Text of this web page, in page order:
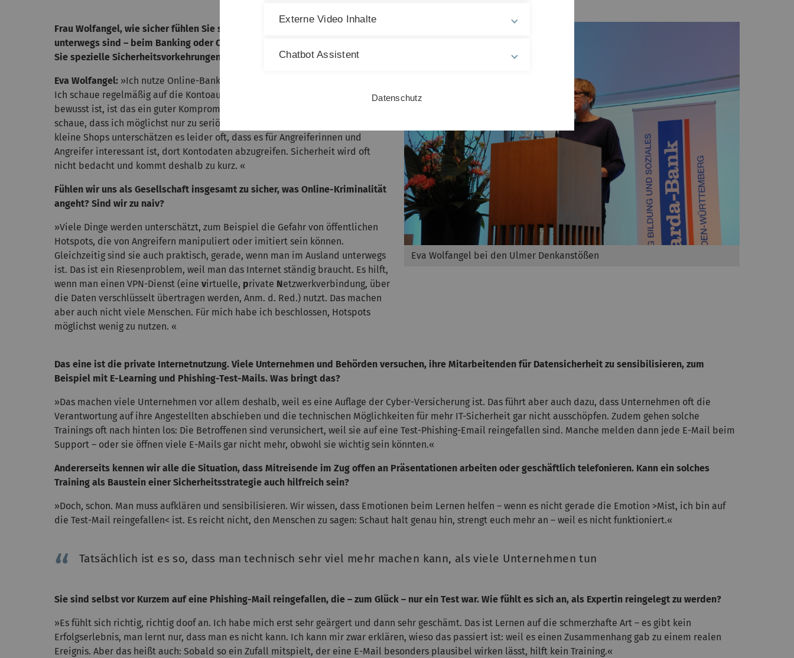
Frau Wolfangel, wie sicher fühlen Sie sich, wenn Sie im Alltag im Internet
unterwegs sind – beim Banking oder Online-Shopping zum Beispiel? Treffen
Sie spezielle Sicherheitsvorkehrungen?
Eva Wolfangel: »Ich nutze Online-Banking schon auch, aber ich bin vorsichtig.
Ich schaue regelmäßig auf die Kontoauszüge. Wenn man sich der Gefahren
bewusst ist, ist das ein guter Kompromiss – aufmerksam zu sein. Und ich
schaue, dass ich möglichst nur zu seriösen Online-Händlern gehe. Vor allem
kleine Shops unterschätzen es leider oft, dass es für Angreiferinnen und
Angreifer interessant ist, dort Kontodaten abzugreifen. Sicherheit wird oft
nicht bedacht und kommt deshalb zu kurz. «
Fühlen wir uns als Gesellschaft insgesamt zu sicher, was Online-Kriminalität
angeht? Sind wir zu naiv?
»Viele Dinge werden unterschätzt, zum Beispiel die Gefahr von öffentlichen
Hotspots, die von Angreifern manipuliert oder imitiert sein können.
Gleichzeitig sind sie auch praktisch, gerade, wenn man im Ausland unterwegs
ist. Das ist ein Riesenproblem, weil man das Internet ständig braucht. Es hilft,
wenn man einen VPN-Dienst (eine virtuelle, private Netzwerkverbindung, über
die Daten verschlüsselt übertragen werden, Anm. d. Red.) nutzt. Das machen
aber auch nicht viele Menschen. Für mich habe ich beschlossen, Hotspots
möglichst wenig zu nutzen. «
Eva Wolfangel bei den Ulmer Denkanstößen
Das eine ist die private Internetnutzung. Viele Unternehmen und Behörden versuchen, ihre Mitarbeitenden für Datensicherheit zu sensibilisieren, zum
Beispiel mit E-Learning und Phishing-Test-Mails. Was bringt das?
»Das machen viele Unternehmen vor allem deshalb, weil es eine Auflage der Cyber-Versicherung ist. Das führt aber auch dazu, dass Unternehmen oft die
Verantwortung auf ihre Angestellten abschieben und die technischen Möglichkeiten für mehr IT-Sicherheit gar nicht ausschöpfen. Zudem gehen solche
Trainings oft nach hinten los: Die Betroffenen sind verunsichert, weil sie auf eine Test-Phishing-Email reingefallen sind. Manche melden dann jede E-Mail beim
Support – oder sie öffnen viele E-Mails gar nicht mehr, obwohl sie wichtig sein könnten.«
Andererseits kennen wir alle die Situation, dass Mitreisende im Zug offen an Präsentationen arbeiten oder geschäftlich telefonieren. Kann ein solches
Training als Baustein einer Sicherheitsstrategie auch hilfreich sein?
»Doch, schon. Man muss aufklären und sensibilisieren. Wir wissen, dass Emotionen beim Lernen helfen – wenn es nicht gerade die Emotion >Mist, ich bin auf
die Test-Mail reingefallen< ist. Es reicht nicht, den Menschen zu sagen: Schaut halt genau hin, strengt euch mehr an – weil es nicht funktioniert.«
Tatsächlich ist es so, dass man technisch sehr viel mehr machen kann, als viele Unternehmen tun
Sie sind selbst vor Kurzem auf eine Phishing-Mail reingefallen, die – zum Glück – nur ein Test war. Wie fühlt es sich an, als Expertin reingelegt zu werden?
»Es fühlt sich richtig, richtig doof an. Ich habe mich erst sehr geärgert und dann sehr geschämt. Das ist Lernen auf die schmerzhafte Art – es gibt kein
Erfolgserlebnis, man lernt nur, dass man es nicht kann. Ich kann mir zwar erklären, wieso das passiert ist: weil es einen Zusammenhang gab zu einem realen
Ereignis. Aber das heißt auch: Sobald so ein Zufall mitspielt, der eine E-Mail besonders plausibel wirken lässt, hilft kein Training.«
Externe Video Inhalte
Chatbot Assistent
Datenschutz